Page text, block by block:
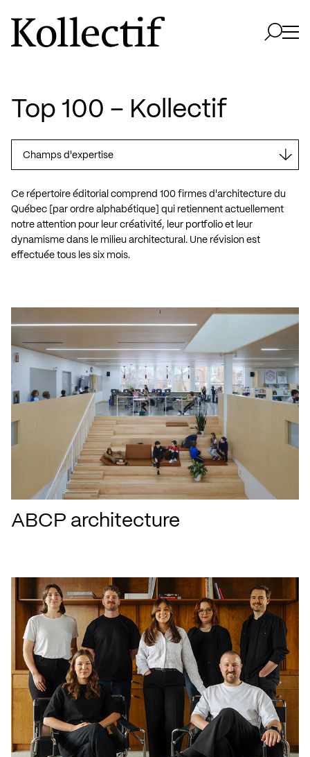
Aller à la page d'accueil
Logo Kollectif
Top 100 – Kollectif
Ce répertoire éditorial comprend 100 firmes d'architecture du
Québec [par ordre alphabétique] qui retiennent actuellement
notre attention pour leur créativité, leur portfolio et leur
dynamisme dans le milieu architectural. Une révision est
effectuée tous les six mois.
ABCP architecture